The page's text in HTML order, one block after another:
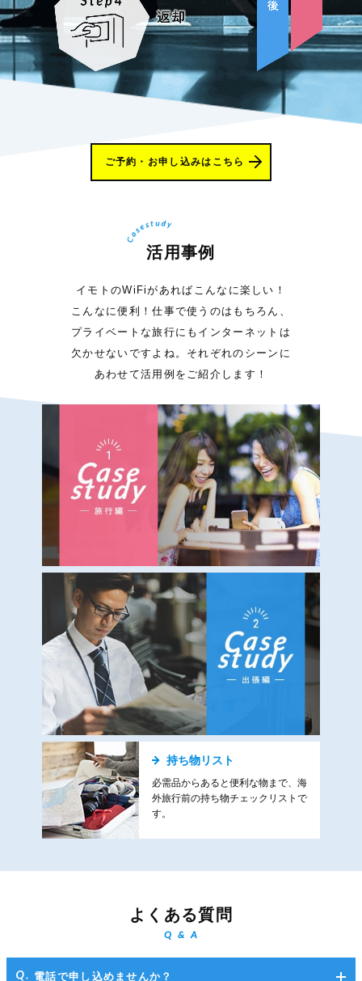
ご予約・お申し込みはこちら
活用事例
イモトのWiFiがあればこんなに楽しい！
こんなに便利！仕事で使うのはもちろん、
プライベートな旅行にもインターネットは
欠かせないですよね。それぞれのシーンに
あわせて活用例をご紹介します！
持ち物リスト
必需品からあると便利な物まで、海
外旅行前の持ち物チェックリストで
す。
よくある質問
Q & A
電話で申し込めませんか？